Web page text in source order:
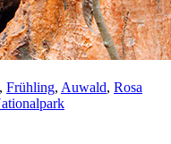
, Frühling, Auwald, Rosa